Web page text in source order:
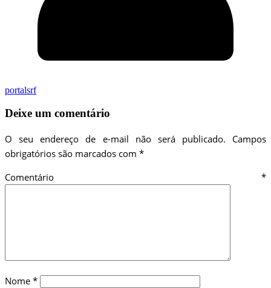
portalsrf
Deixe um comentário
O seu endereço de e-mail não será publicado.
Campos
obrigatórios são marcados com *
Comentário *
Nome *